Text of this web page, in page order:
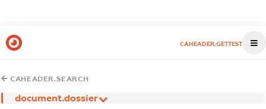
CAHEADER.GETTEST
CAHEADER.SEARCH
document.dossier